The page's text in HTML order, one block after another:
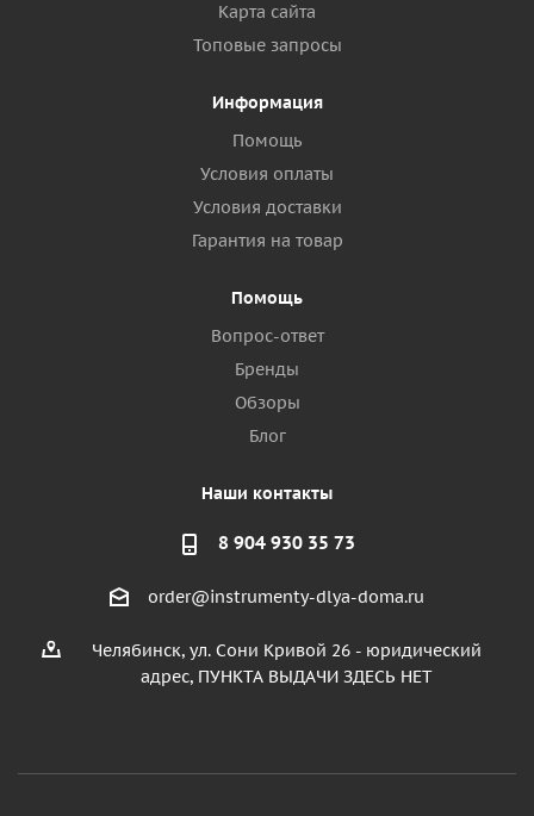
Карта сайта
Топовые запросы
Информация
Помощь
Условия оплаты
Условия доставки
Гарантия на товар
Помощь
Вопрос-ответ
Бренды
Обзоры
Блог
Наши контакты
8 904 930 35 73
order@instrumenty-dlya-doma.ru
Челябинск, ул. Сони Кривой 26 - юридический
адрес, ПУНКТА ВЫДАЧИ ЗДЕСЬ НЕТ